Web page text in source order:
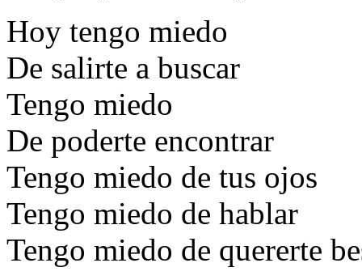
Hoy tengo miedo
De salirte a buscar
Tengo miedo
De poderte encontrar
Tengo miedo de tus ojos
Tengo miedo de hablar
Tengo miedo de quererte